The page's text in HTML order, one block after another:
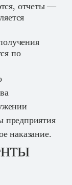
отчеты —
по
предприятия
наказание.